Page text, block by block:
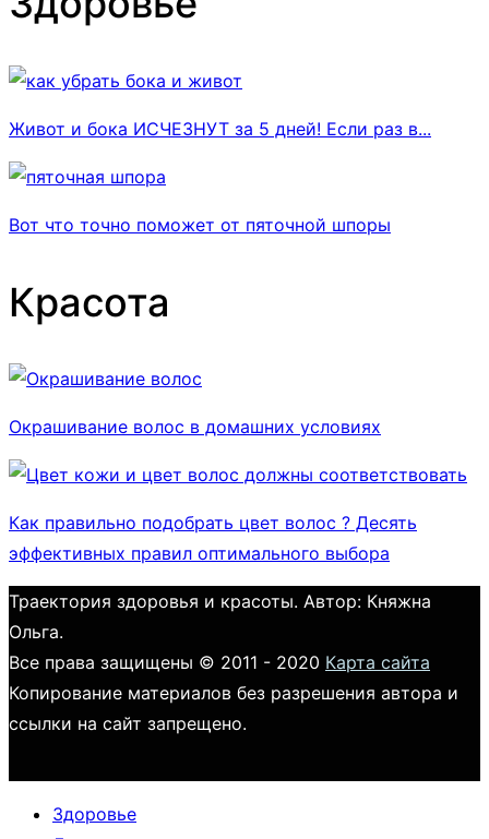
Живот и бока ИСЧЕЗНУТ за 5 дней! Если раз в...
Вот что точно поможет от пяточной шпоры
Красота
Окрашивание волос в домашних условиях
Как правильно подобрать цвет волос ? Десять
эффективных правил оптимального выбора
Траектория здоровья и красоты. Автор: Княжна
Ольга.
Все права защищены © 2011 - 2020 Карта сайта
Копирование материалов без разрешения автора и
ссылки на сайт запрещено.
Здоровье